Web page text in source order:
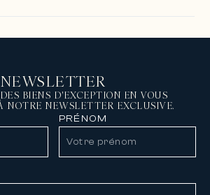
NEWSLETTER
BIENS D'EXCEPTION EN VOUS
NOTRE NEWSLETTER EXCLUSIVE.
PRÉNOM